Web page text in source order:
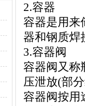
2.容器
容器是用来
器和钢质焊
3.容器阀
容器阀又称
压泄放(部
容器阀按用